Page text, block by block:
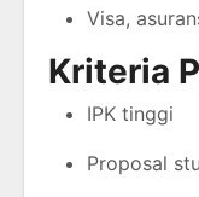
Visa,
Kriteria
IPK tinggi
Proposal